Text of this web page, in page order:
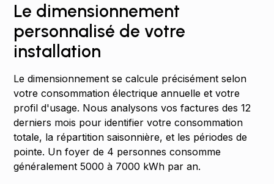
Le dimensionnement
personnalisé de votre
installation
Le dimensionnement se calcule précisément selon
votre consommation électrique annuelle et votre
profil d'usage. Nous analysons vos factures des 12
derniers mois pour identifier votre consommation
totale, la répartition saisonnière, et les périodes de
pointe. Un foyer de 4 personnes consomme
généralement 5000 à 7000 kWh par an.